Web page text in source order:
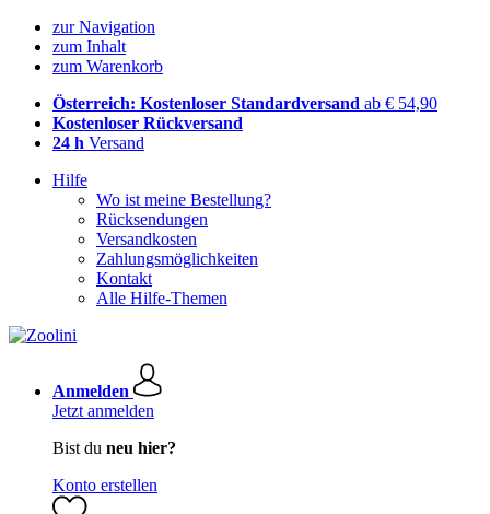
zur Navigation
zum Inhalt
zum Warenkorb
Österreich: Kostenloser Standardversand ab € 54,90
Kostenloser Rückversand
24 h Versand
Hilfe
Wo ist meine Bestellung?
Rücksendungen
Versandkosten
Zahlungsmöglichkeiten
Kontakt
Alle Hilfe-Themen
Anmelden
Jetzt anmelden
Bist du neu hier?
Konto erstellen